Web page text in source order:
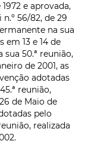
e aprovada,
56/82, de 29
na sua
em 13 e 14 de
sua 50.ª reunião,
de 2001, as
adotadas
reunião,
de Maio de
pelo
realizada